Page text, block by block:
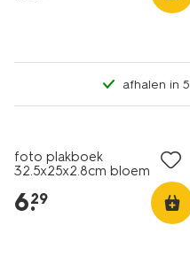
afhalen in
foto plakboek
32.5x25x2.8cm bloem
6.
29